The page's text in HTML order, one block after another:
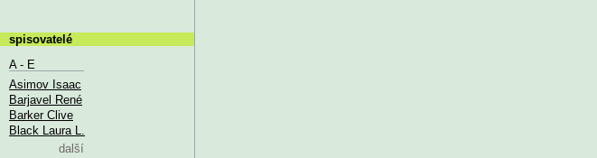
spisovatelé
A - E
Asimov Isaac
Barjavel René
Barker Clive
Black Laura L.
další